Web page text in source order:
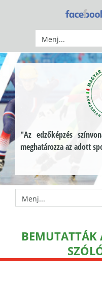
Menj...
"Az edzőképzés
meghatározza az adott
Menj...
BEMUTATTÁK